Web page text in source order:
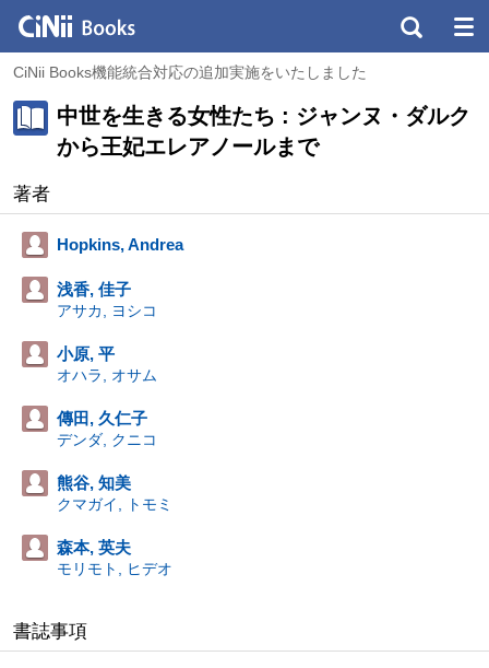
CiNii Books機能統合対応の追加実施をいたしました
中世を生きる女性たち : ジャンヌ・ダルク
から王妃エレアノールまで
著者
Hopkins, Andrea
浅香, 佳子
アサカ, ヨシコ
小原, 平
オハラ, オサム
傳田, 久仁子
デンダ, クニコ
熊谷, 知美
クマガイ, トモミ
森本, 英夫
モリモト, ヒデオ
書誌事項